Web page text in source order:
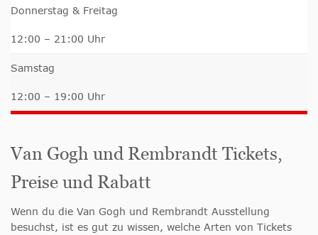
Donnerstag & Freitag
12:00 – 21:00 Uhr
Samstag
12:00 – 19:00 Uhr
Van Gogh und Rembrandt Tickets,
Preise und Rabatt
Wenn du die Van Gogh und Rembrandt Ausstellung
besuchst, ist es gut zu wissen, welche Arten von Tickets